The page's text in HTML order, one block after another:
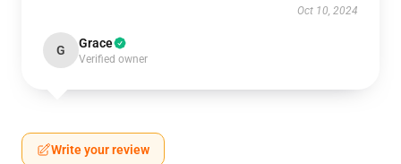
Oct 10, 2024
G Grace
Verified owner
Write your review